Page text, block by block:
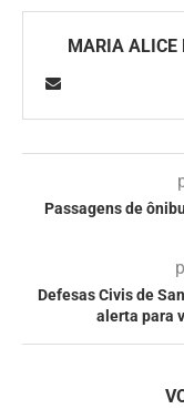
MARIA ALICE
Passagens de
Defesas Civis de
alerta para